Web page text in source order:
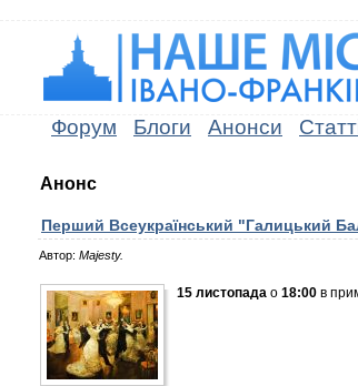
Форум Блоги Анонси
Анонс
Перший Всеукраїнський "Галицький
Автор: Majesty.
15 листопада о 18:00 в